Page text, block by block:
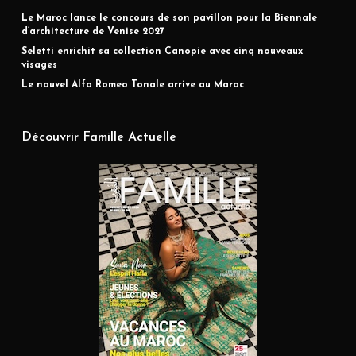
Le Maroc lance le concours de son pavillon pour la Biennale
d’architecture de Venise 2027
Seletti enrichit sa collection Canopie avec cinq nouveaux
visages
Le nouvel Alfa Romeo Tonale arrive au Maroc
Découvrir Famille Actuelle